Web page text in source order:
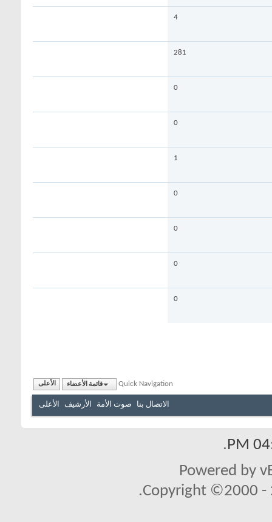
4
281
0
0
1
0
0
0
0
Quick Navigation قائمة الأعضاء الأعلى
الاتصال بنا صوت الأمة الأرشيف الأعلى
.
Powered by
Copyright ©2000 -